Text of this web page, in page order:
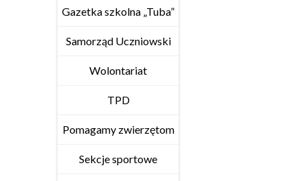
Gazetka szkolna „Tuba”
Samorząd Uczniowski
Wolontariat
TPD
Pomagamy zwierzętom
Sekcje sportowe